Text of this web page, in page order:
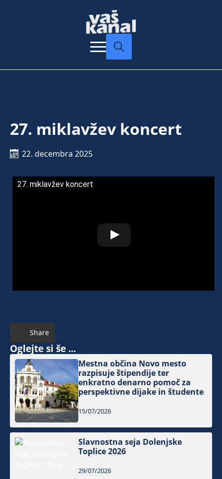
27. miklavžev koncert
22. decembra 2025
27. miklavžev koncert
Share
Oglejte si še ...
Mestna občina Novo mesto
razpisuje štipendije ter
enkratno denarno pomoč za
perspektivne dijake in študente
15/07/2026
Slavnostna seja Dolenjske
Toplice 2026
29/07/2026